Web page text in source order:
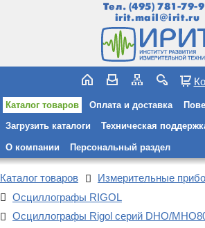
Тел. (495) 781-79-
irit.mail@irit.ru
Каталог товаров Оплата и доставка
Загрузить каталоги Техническая
О компании Персональный раздел
Каталог товаров
Измерительные
Осциллографы RIGOL
Осциллографы Rigol серий DHO/